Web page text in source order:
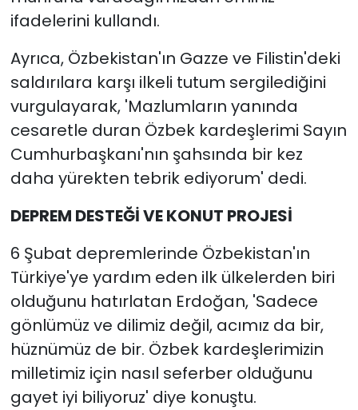
ifadelerini kullandı.
Ayrıca, Özbekistan'ın Gazze ve Filistin'deki
saldırılara karşı ilkeli tutum sergilediğini
vurgulayarak, 'Mazlumların yanında
cesaretle duran Özbek kardeşlerimi Sayın
Cumhurbaşkanı'nın şahsında bir kez
daha yürekten tebrik ediyorum' dedi.
DEPREM DESTEĞİ VE KONUT PROJESİ
6 Şubat depremlerinde Özbekistan'ın
Türkiye'ye yardım eden ilk ülkelerden biri
olduğunu hatırlatan Erdoğan, 'Sadece
gönlümüz ve dilimiz değil, acımız da bir,
hüznümüz de bir. Özbek kardeşlerimizin
milletimiz için nasıl seferber olduğunu
gayet iyi biliyoruz' diye konuştu.